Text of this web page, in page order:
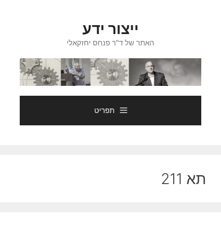
ייצור ידע
האתר של ד"ר פנחס יחזקאלי
תפריט
תא 211